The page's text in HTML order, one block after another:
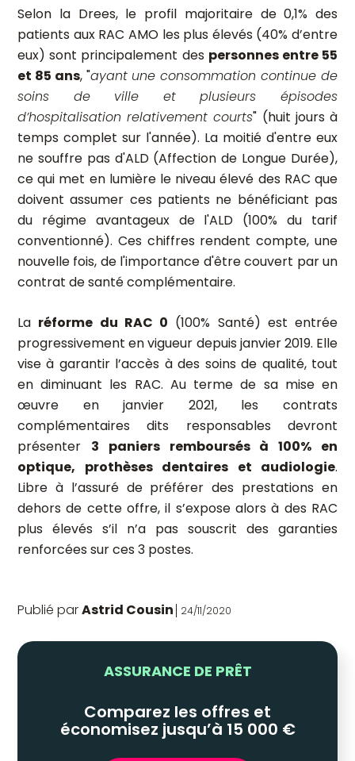
Selon la Drees, le profil majoritaire de 0,1% des
patients aux RAC AMO les plus élevés (40% d’entre
eux) sont principalement des personnes entre 55
et 85 ans, "ayant une consommation continue de
soins de ville et plusieurs épisodes
d’hospitalisation relativement courts" (huit jours à
temps complet sur l'année). La moitié d'entre eux
ne souffre pas d'ALD (Affection de Longue Durée),
ce qui met en lumière le niveau élevé des RAC que
doivent assumer ces patients ne bénéficiant pas
du régime avantageux de l'ALD (100% du tarif
conventionné). Ces chiffres rendent compte, une
nouvelle fois, de l'importance d'être couvert par un
contrat de santé complémentaire.
La réforme du RAC 0 (100% Santé) est entrée
progressivement en vigueur depuis janvier 2019. Elle
vise à garantir l’accès à des soins de qualité, tout
en diminuant les RAC. Au terme de sa mise en
œuvre en janvier 2021, les contrats
complémentaires dits responsables devront
présenter 3 paniers remboursés à 100% en
optique, prothèses dentaires et audiologie.
Libre à l’assuré de préférer des prestations en
dehors de cette offre, il s’expose alors à des RAC
plus élevés s’il n’a pas souscrit des garanties
renforcées sur ces 3 postes.
Publié parAstrid Cousin 24/11/2020
ASSURANCE DE PRÊT
Comparez les offres et
économisez jusqu’à 15 000 €